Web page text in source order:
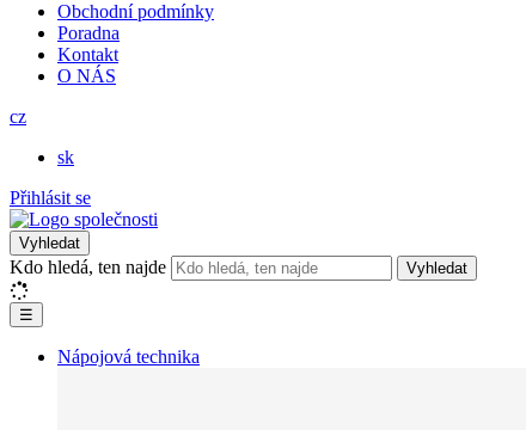
Obchodní podmínky
Poradna
Kontakt
O NÁS
cz
sk
Přihlásit se
Vyhledat
Kdo hledá, ten najde Vyhledat
☰
Nápojová technika